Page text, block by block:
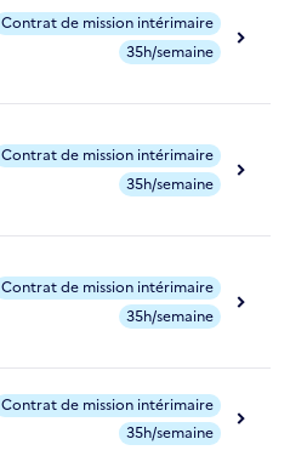
Contrat de mission intérimaire
35h/semaine
Contrat de mission intérimaire
35h/semaine
Contrat de mission intérimaire
35h/semaine
Contrat de mission intérimaire
35h/semaine